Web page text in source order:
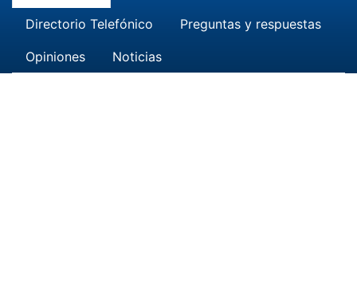
Directorio Telefónico Preguntas y respuestas
Opiniones Noticias